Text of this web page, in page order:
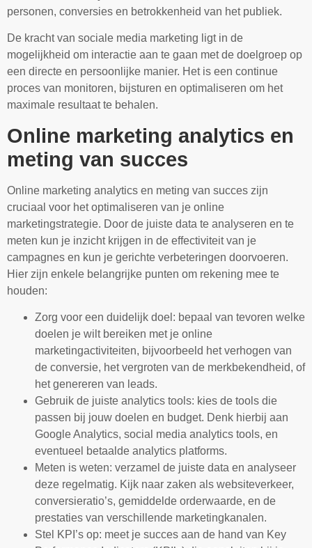
personen, conversies en betrokkenheid van het publiek.
De kracht van sociale media marketing ligt in de
mogelijkheid om interactie aan te gaan met de doelgroep op
een directe en persoonlijke manier. Het is een continue
proces van monitoren, bijsturen en optimaliseren om het
maximale resultaat te behalen.
Online marketing analytics en
meting van succes
Online marketing analytics en meting van succes zijn
cruciaal voor het optimaliseren van je online
marketingstrategie. Door de juiste data te analyseren en te
meten kun je inzicht krijgen in de effectiviteit van je
campagnes en kun je gerichte verbeteringen doorvoeren.
Hier zijn enkele belangrijke punten om rekening mee te
houden:
Zorg voor een duidelijk doel: bepaal van tevoren welke
doelen je wilt bereiken met je online
marketingactiviteiten, bijvoorbeeld het verhogen van
de conversie, het vergroten van de merkbekendheid, of
het genereren van leads.
Gebruik de juiste analytics tools: kies de tools die
passen bij jouw doelen en budget. Denk hierbij aan
Google Analytics, social media analytics tools, en
eventueel betaalde analytics platforms.
Meten is weten: verzamel de juiste data en analyseer
deze regelmatig. Kijk naar zaken als websiteverkeer,
conversieratio’s, gemiddelde orderwaarde, en de
prestaties van verschillende marketingkanalen.
Stel KPI’s op: meet je succes aan de hand van Key